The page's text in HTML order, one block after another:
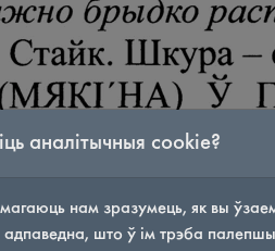
аналітычныя cookie?
нам зразумець, як вы
адпаведна, што ў ім трэба